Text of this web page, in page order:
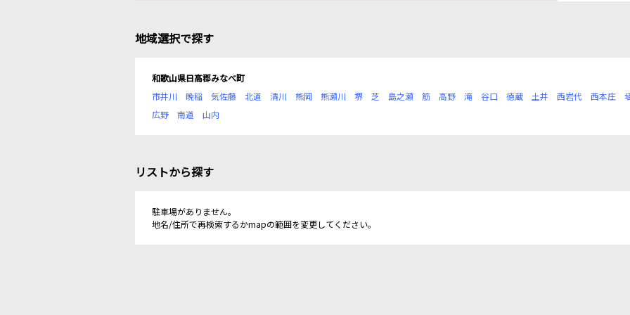
地域選択で探す
和歌山県日高郡みなべ町
市井川
晩稲 気佐藤 北道 清川 熊岡 熊瀬川 堺 芝 島之瀬 筋 高野 滝 谷口 徳蔵 土井 西岩代 西本庄
広野
南道 山内
リストから探す
駐車場がありません。
地名/住所で再検索するかmapの範囲を変更してください。